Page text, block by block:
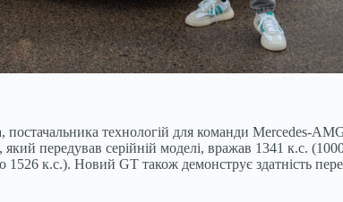
постачальника технологій для команди Mercedes-
передував серійній моделі, вражав 1341 к.с.
к.с.). Новий GT також демонструє здатність